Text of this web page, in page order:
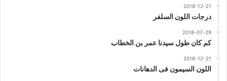
2018-12-21
درجات اللون السلفر
2018-07-29
كم كان طول سيدنا عمر بن الخطاب
2018-12-21
اللون السيمون فى الدهانات